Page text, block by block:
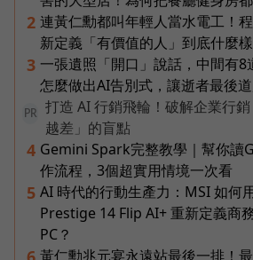
2 連黃仁勳都叫年輕人當水電工！
新定義「有價值的人」到底什麼
3 一張遺照「開口」說話，中間有8
怎麼做出AI告別式，讓逝者最後道
PR
打造 AI 行銷飛輪！破解企業行
越差」的盲點
4 Gemini Spark完整教學｜幫你讀
作流程，3個超實用情境一次看
5 AI 時代的行動生產力：MSI 如何
Prestige 14 Flip AI+ 重新定義商
PC？
黃仁勳兆元宴永遠站最後一排！